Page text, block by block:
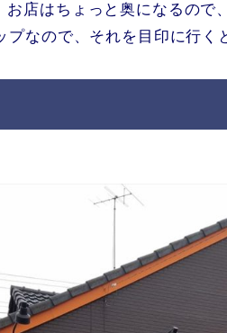
お店はちょっと奥になるので
プなので、それを目印に行く